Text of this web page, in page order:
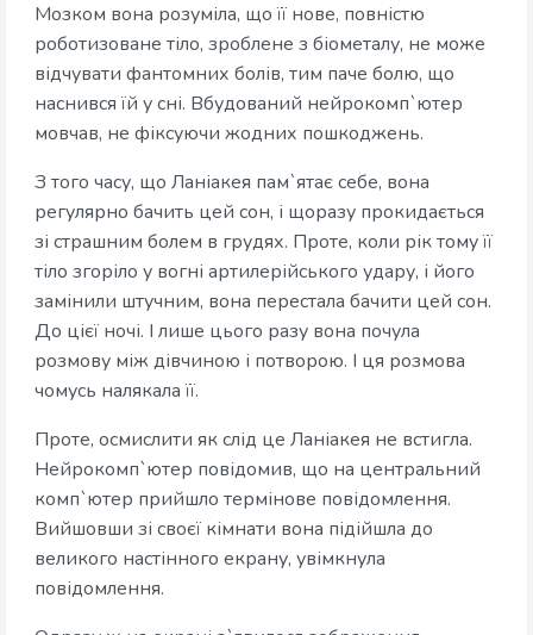
Мозком вона розуміла, що її нове, повністю
роботизоване тіло, зроблене з біометалу, не може
відчувати фантомних болів, тим паче болю, що
наснився їй у сні. Вбудований нейрокомп`ютер
мовчав, не фіксуючи жодних пошкоджень.
З того часу, що Ланіакея пам`ятає себе, вона
регулярно бачить цей сон, і щоразу прокидається
зі страшним болем в грудях. Проте, коли рік тому її
тіло згоріло у вогні артилерійського удару, і його
замінили штучним, вона перестала бачити цей сон.
До цієї ночі. І лише цього разу вона почула
розмову між дівчиною і потворою. І ця розмова
чомусь налякала її.
Проте, осмислити як слід це Ланіакея не встигла.
Нейрокомп`ютер повідомив, що на центральний
комп`ютер прийшло термінове повідомлення.
Вийшовши зі своєї кімнати вона підійшла до
великого настінного екрану, увімкнула
повідомлення.